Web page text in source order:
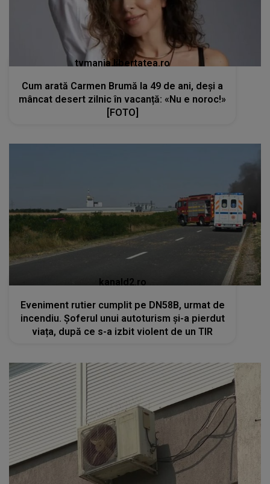
tvmania.libertatea.ro
Cum arată Carmen Brumă la 49 de ani, deși a
mâncat desert zilnic în vacanță: «Nu e noroc!»
[FOTO]
kanald2.ro
Eveniment rutier cumplit pe DN58B, urmat de
incendiu. Șoferul unui autoturism și-a pierdut
viața, după ce s-a izbit violent de un TIR